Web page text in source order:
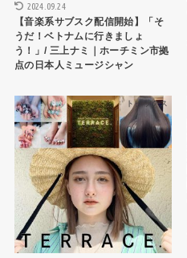
2024.09.24
【音楽系サブスク配信開始】「そ
うだ！ベトナムに行きましょ
う！」/ 三上ナミ｜ホーチミン市拠
点の日本人ミュージシャン
トピックス